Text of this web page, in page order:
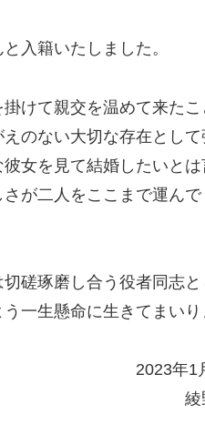
入籍いたしました。
けて親交を温めて来たこ
のない大切な存在として
女を見て結婚したいとは
が二人をここまで運んで
磋琢磨し合う役者同志と
一生懸命に生きてまいり
月1